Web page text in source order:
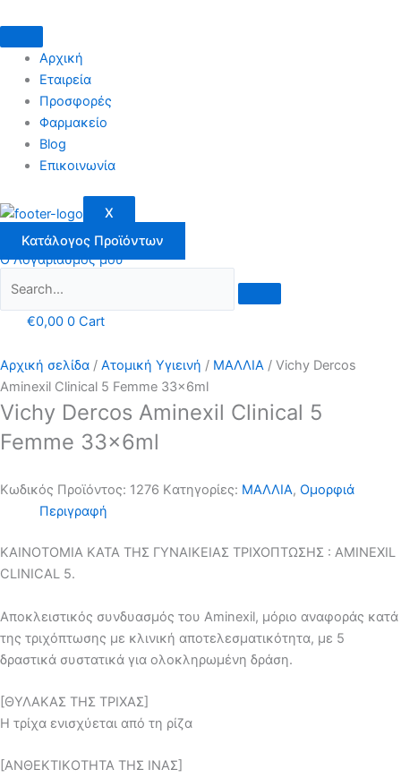
στο
περιεχόμενο
Αρχική
Εταιρεία
Προσφορές
Φαρμακείο
Blog
Επικοινωνία
X
Κατάλογος Προϊόντων
Ο Λογαριασμός μου
€0,00 0 Cart
Αρχική σελίδα / Ατομική Υγιεινή / ΜΑΛΛΙΑ / Vichy Dercos
Aminexil Clinical 5 Femme 33x6ml
Vichy Dercos Aminexil Clinical 5
Femme 33x6ml
Κωδικός Προϊόντος: 1276 Kατηγορίες: ΜΑΛΛΙΑ, Ομορφιά
Περιγραφή
ΚΑΙΝΟΤΟΜΙΑ ΚΑΤΑ ΤΗΣ ΓΥΝΑΙΚΕΙΑΣ ΤΡΙΧΟΠΤΩΣΗΣ : AMINEXIL
CLINICAL 5.
Αποκλειστικός συνδυασμός του Aminexil, μόριο αναφοράς κατά
της τριχόπτωσης με κλινική αποτελεσματικότητα, με 5
δραστικά συστατικά για ολοκληρωμένη δράση.
[ΘΥΛΑΚΑΣ ΤΗΣ ΤΡΙΧΑΣ]
Η τρίχα ενισχύεται από τη ρίζα
[ΑΝΘΕΚΤΙΚΟΤΗΤΑ ΤΗΣ ΙΝΑΣ]